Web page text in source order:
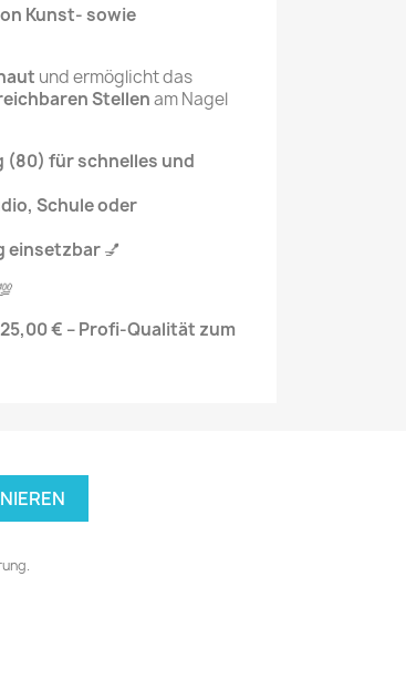
Kunst- sowie
und ermöglicht das
Stellenam Nagel
für schnelles und
Schule oder
einsetzbar💅
€ – Profi-Qualität zum